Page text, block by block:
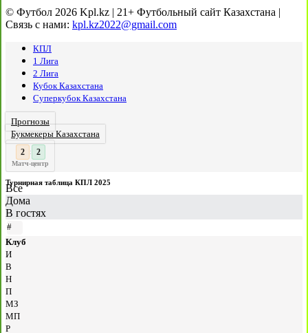
© Футбол 2026 Kpl.kz | 21+ Футбольный сайт Казахстана |
Связь с нами: kpl.kz2022@gmail.com
КПЛ
1 Лига
2 Лига
Кубок Казахстана
Суперкубок Казахстана
Прогнозы
Букмекеры Казахстана
: 2
Матч-центр
Турнирная таблица КПЛ 2025
Все
Дома
В гостях
#
Клуб
И
В
Н
П
МЗ
МП
Р